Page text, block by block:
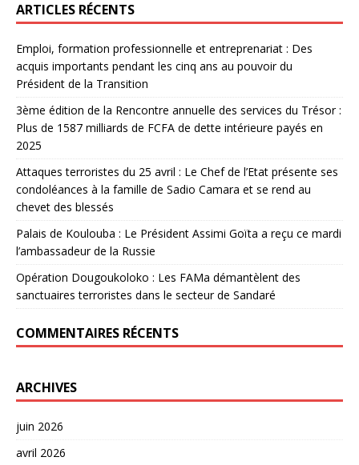
ARTICLES RÉCENTS
Emploi, formation professionnelle et entreprenariat : Des
acquis importants pendant les cinq ans au pouvoir du
Président de la Transition
3ème édition de la Rencontre annuelle des services du Trésor :
Plus de 1587 milliards de FCFA de dette intérieure payés en
2025
Attaques terroristes du 25 avril : Le Chef de l’Etat présente ses
condoléances à la famille de Sadio Camara et se rend au
chevet des blessés
Palais de Koulouba : Le Président Assimi Goïta a reçu ce mardi
l’ambassadeur de la Russie
Opération Dougoukoloko : Les FAMa démantèlent des
sanctuaires terroristes dans le secteur de Sandaré
COMMENTAIRES RÉCENTS
ARCHIVES
juin 2026
avril 2026